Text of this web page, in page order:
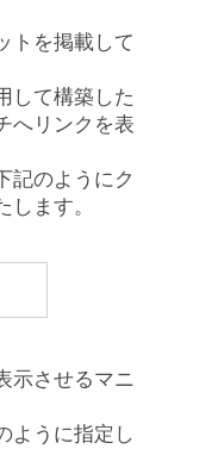
トを掲載して
して構築した
へリンクを表
記のようにク
ます。
示させるマニ
ように指定し